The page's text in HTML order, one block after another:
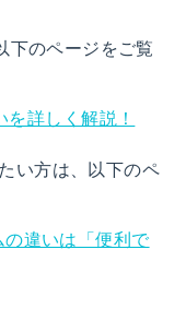
下のページをご覧
詳しく解説！
い方は、以下のペ
違いは「便利で